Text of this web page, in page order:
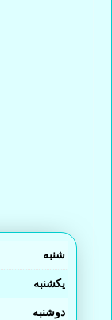
شنبه
یکشنبه
دوشنبه